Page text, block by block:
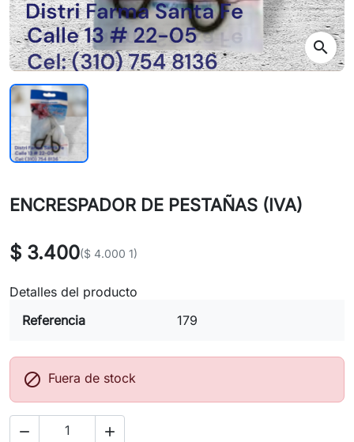
search
ENCRESPADOR DE PESTAÑAS (IVA)
$ 3.400($ 4.000 1)
Detalles del producto
Referencia
179
 Fuera de stock
 